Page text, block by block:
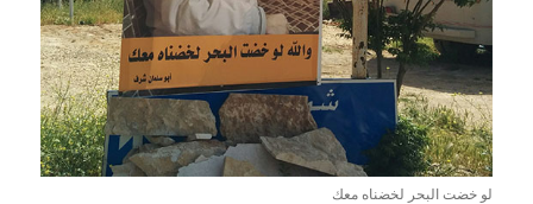
لو خضت البحر لخضناه معك